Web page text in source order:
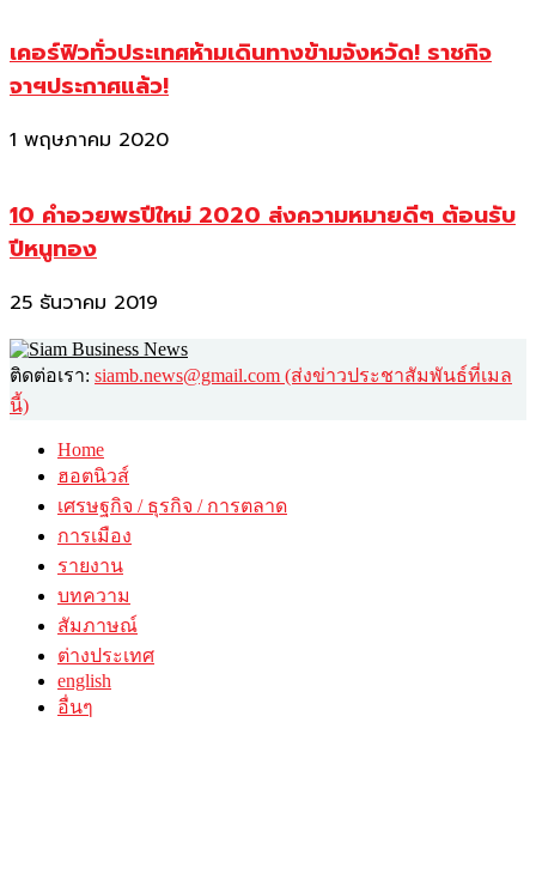
เคอร์ฟิวทั่วประเทศห้ามเดินทางข้ามจังหวัด! ราชกิจ
จาฯประกาศแล้ว!
1 พฤษภาคม 2020
10 คำอวยพรปีใหม่ 2020 ส่งความหมายดีๆ ต้อนรับ
ปีหนูทอง
25 ธันวาคม 2019
ติดต่อเรา: siamb.news@gmail.com (ส่งข่าวประชาสัมพันธ์ที่เมล
นี้)
Home
ฮอตนิวส์
เศรษฐกิจ / ธุรกิจ / การตลาด
การเมือง
รายงาน
บทความ
สัมภาษณ์
ต่างประเทศ
english
อื่นๆ